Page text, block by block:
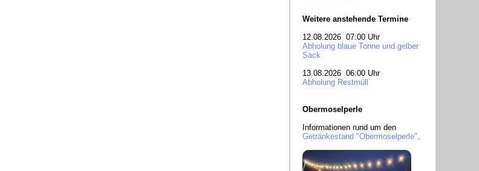
Weitere anstehende Termine
12.08.2026 07:00 Uhr
Abholung blaue Tonne und gelber
Sack
13.08.2026 06:00 Uhr
Abholung Restmüll
Obermoselperle
Informationen rund um den
Getränkestand "Obermoselperle".